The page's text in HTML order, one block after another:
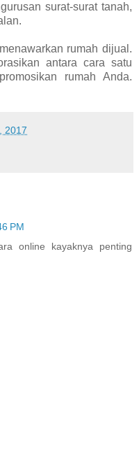
surat-surat tanah,
rumah dijual.
antara cara satu
rumah Anda.
2017
PM
online kayaknya penting